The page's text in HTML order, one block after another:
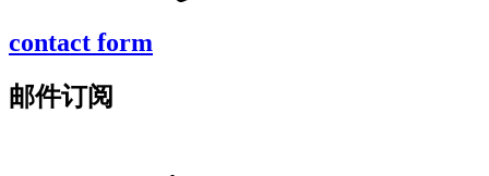
contact form
邮件订阅